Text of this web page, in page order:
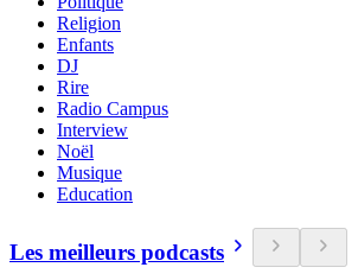
Religion
Enfants
DJ
Rire
Radio Campus
Interview
Noël
Musique
Education
Les meilleurs podcasts